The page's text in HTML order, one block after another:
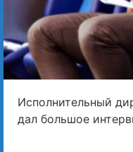
Исполнительный
дал большое